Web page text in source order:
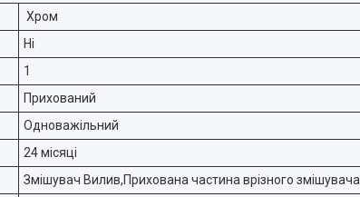
Хром
Ні
1
Прихований
Одноважільний
24 місяці
Змішувач Вилив,Прихована частина врізного змішувача